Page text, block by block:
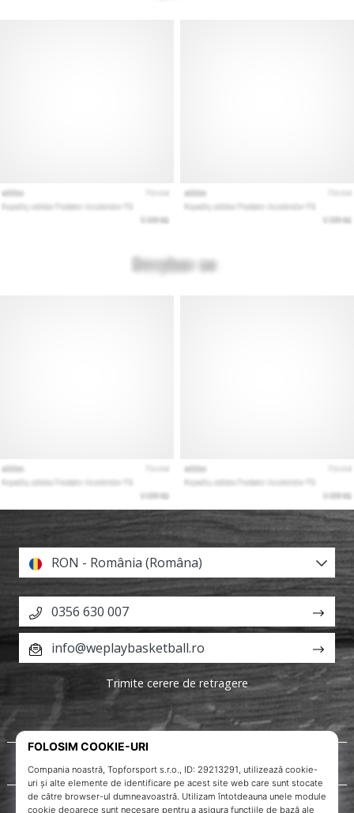
Despre noi
Servicii clienți
RON - România (Româna)
0356 630 007
info@weplaybasketball.ro
Trimite cerere de retragere